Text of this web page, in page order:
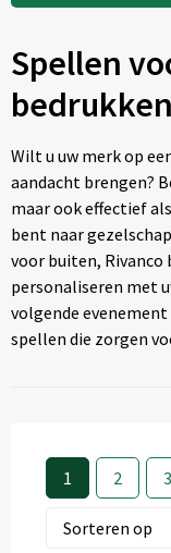
Technologie &
Tassen
Textiel
Wonen
◼ Feestdagen
◼ Festival &
◼ Reizen
◼ Thuiswerken
Spellen
bedrukken
Wilt u uw merk op
aandacht brengen?
maar ook effectief
bent naar
voor buiten,
personaliseren met
volgende
spellen die zorgen
1 2 3